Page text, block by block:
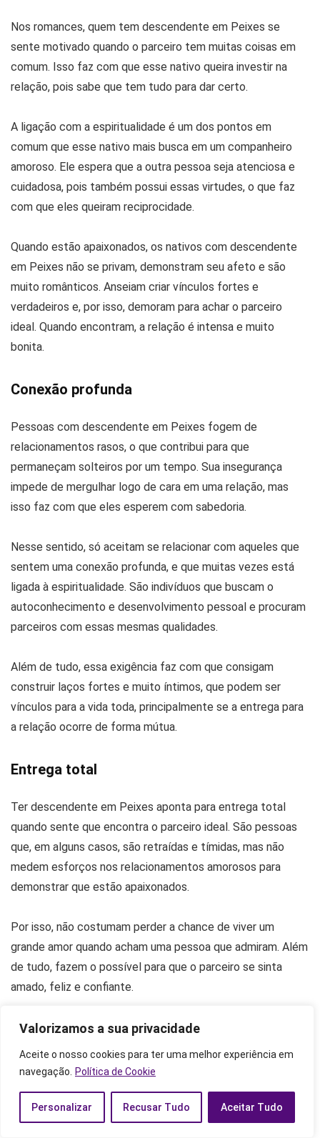
Valorizamos a sua privacidade
Aceite o nosso cookies para ter uma melhor experiência em
navegação.
Política de Cookie
Personalizar Recusar Tudo Aceitar Tudo
Nos romances, quem tem descendente em Peixes se
sente motivado quando o parceiro tem muitas coisas em
comum. Isso faz com que esse nativo queira investir na
relação, pois sabe que tem tudo para dar certo.
A ligação com a espiritualidade é um dos pontos em
comum que esse nativo mais busca em um companheiro
amoroso. Ele espera que a outra pessoa seja atenciosa e
cuidadosa, pois também possui essas virtudes, o que faz
com que eles queiram reciprocidade.
Quando estão apaixonados, os nativos com descendente
em Peixes não se privam, demonstram seu afeto e são
muito românticos. Anseiam criar vínculos fortes e
verdadeiros e, por isso, demoram para achar o parceiro
ideal. Quando encontram, a relação é intensa e muito
bonita.
Conexão profunda
Pessoas com descendente em Peixes fogem de
relacionamentos rasos, o que contribui para que
permaneçam solteiros por um tempo. Sua insegurança
impede de mergulhar logo de cara em uma relação, mas
isso faz com que eles esperem com sabedoria.
Nesse sentido, só aceitam se relacionar com aqueles que
sentem uma conexão profunda, e que muitas vezes está
ligada à espiritualidade. São indivíduos que buscam o
autoconhecimento e desenvolvimento pessoal e procuram
parceiros com essas mesmas qualidades.
Além de tudo, essa exigência faz com que consigam
construir laços fortes e muito íntimos, que podem ser
vínculos para a vida toda, principalmente se a entrega para
a relação ocorre de forma mútua.
Entrega total
Ter descendente em Peixes aponta para entrega total
quando sente que encontra o parceiro ideal. São pessoas
que, em alguns casos, são retraídas e tímidas, mas não
medem esforços nos relacionamentos amorosos para
demonstrar que estão apaixonados.
Por isso, não costumam perder a chance de viver um
grande amor quando acham uma pessoa que admiram. Além
de tudo, fazem o possível para que o parceiro se sinta
amado, feliz e confiante.
Nascidos com descendente em
Peixes podem ser bons profissionais
da saúde?